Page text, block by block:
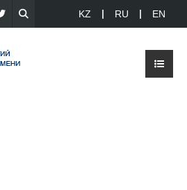
KZ RU EN